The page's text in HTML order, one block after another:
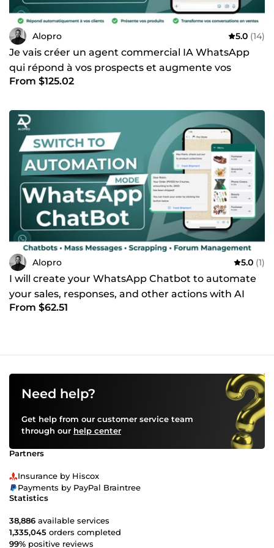
Alopro 5.0 (14)
Je vais créer un agent commercial IA WhatsApp
qui répond à vos prospects et augmente vos
ventes
From $125.02
Alopro 5.0 (1)
I will create your WhatsApp Chatbot to automate
your sales, responses, and other actions with AI
From $62.51
Need help?
Get help from our customer service team
through our help center
Partners
Insurance by Hiscox
Payments by PayPal Braintree
Statistics
38,886 available services
1,335,045 orders completed
99% positive reviews